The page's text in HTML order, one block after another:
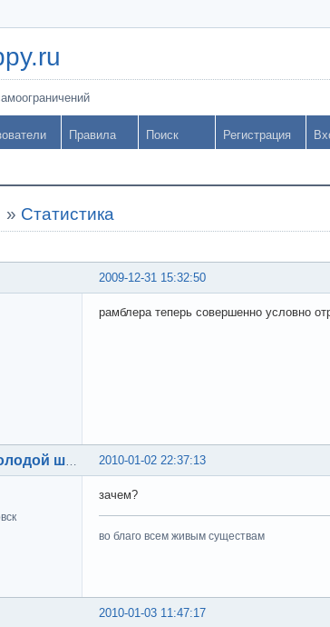
Правила Поиск Регистрация
» Статистика
2009-12-31 15:32:50
рамблера теперь совершенно условно
2010-01-02 22:37:13
зачем?
во благо всем живым существам
2010-01-03 11:47:17